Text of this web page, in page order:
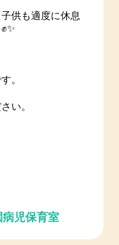
供も適度に休息
。
い。
病児保育室